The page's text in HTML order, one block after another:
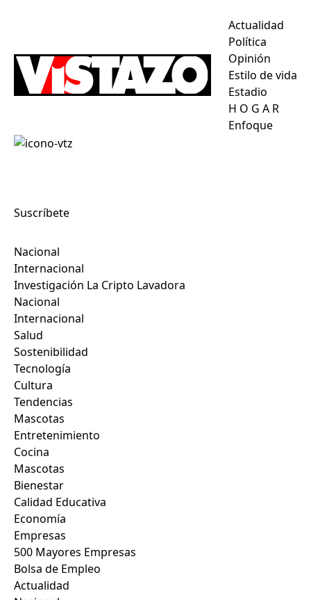
Actualidad
Política
Opinión
Estilo de vida
Estadio
H O G A R
Enfoque
Suscríbete
Nacional
Internacional
Investigación La Cripto Lavadora
Nacional
Internacional
Salud
Sostenibilidad
Tecnología
Cultura
Tendencias
Mascotas
Entretenimiento
Cocina
Mascotas
Bienestar
Calidad Educativa
Economía
Empresas
500 Mayores Empresas
Bolsa de Empleo
Actualidad